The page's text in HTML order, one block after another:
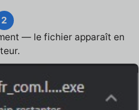
2
— le fichier apparaît en